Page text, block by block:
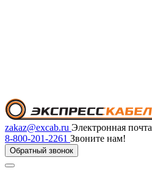
zakaz@excab.ru Электронная почта
8-800-201-2261 Звоните нам!
Обратный звонок